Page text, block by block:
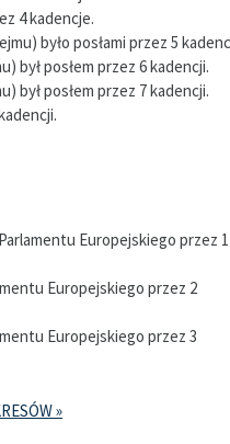
4 kadencje.
było posłami przez 5
był posłem przez 6 kadencji.
był posłem przez 7 kadencji.
Europejskiego przez 1
Europejskiego przez 2
Europejskiego przez 3
»